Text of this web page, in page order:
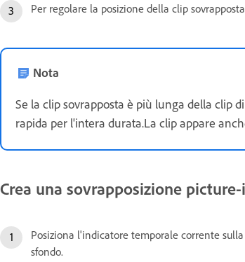
Per regolare la posizione della clip
Nota
Se la clip sovrapposta è più lunga della clip
rapida per l'intera durata.La clip appare
Crea una sovrapposizione
Posiziona l'indicatore temporale corrente
sfondo.